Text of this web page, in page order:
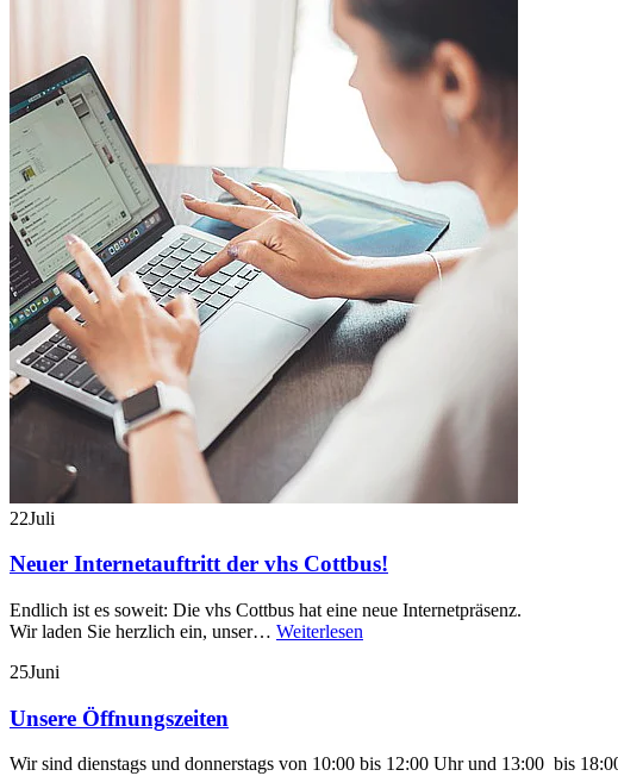
22Juli
Neuer Internetauftritt der vhs Cottbus!
Endlich ist es soweit: Die vhs Cottbus hat eine neue Internetpräsenz.
Wir laden Sie herzlich ein, unser… Weiterlesen
25Juni
Unsere Öffnungszeiten
Wir sind dienstags und donnerstags von 10:00 bis 12:00 Uhr und 13:00 bis